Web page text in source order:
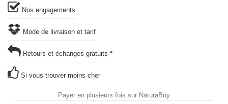
Nos engagements
Mode de livraison et tarif
Retours et échanges gratuits *
Si vous trouver moins cher
Payer en plusieurs fois sur NaturaBuy